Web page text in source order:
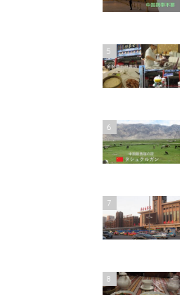
5
6
7
8